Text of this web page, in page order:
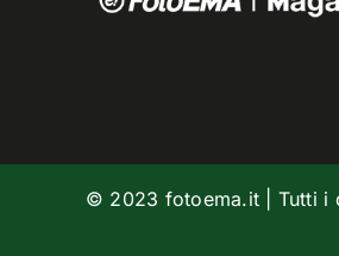
© 2023 fotoema.it | Tutti i